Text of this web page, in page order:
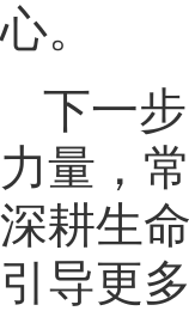
心。
下一
力量，
深耕生
引导更